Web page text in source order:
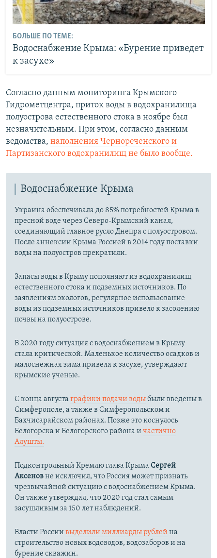
БОЛЬШЕ ПО ТЕМЕ:
Водоснабжение Крыма: «Бурение приведет
к засухе»
Согласно данным мониторинга Крымского
Гидрометцентра, приток воды в водохранилища
полуострова естественного стока в ноябре был
незначительным. При этом, согласно данным
ведомства, наполнения Чернореченского и
Партизанского водохранилищ не было вообще.
Водоснабжение Крыма
Украина обеспечивала до 85% потребностей Крыма в
пресной воде через Северо-Крымский канал,
соединяющий главное русло Днепра с полуостровом.
После аннексии Крыма Россией в 2014 году поставки
воды на полуостров прекратили.
Запасы воды в Крыму пополняют из водохранилищ
естественного стока и подземных источников. По
заявлениям экологов, регулярное использование
воды из подземных источников привело к засолению
почвы на полуострове.
В 2020 году ситуация с водоснабжением в Крыму
стала критической. Маленькое количество осадков и
малоснежная зима привела к засухе, утверждают
крымские ученые.
С конца августа графики подачи водыбыли введены в
Симферополе, а также в Симферопольском и
Бахчисарайском районах. Позже это коснулось
Белогорска и Белогорского района и частично
Алушты.
Подконтрольный Кремлю глава Крыма Сергей
Аксеновне исключил, что Россия может признать
чрезвычайной ситуацию с водоснабжением Крыма.
Он также утверждал, что 2020 год стал самым
засушливым за 150 лет наблюдений.​
Власти России выделили миллиарды рублей на
строительство новых водоводов, водозаборов и на
бурение скважин.